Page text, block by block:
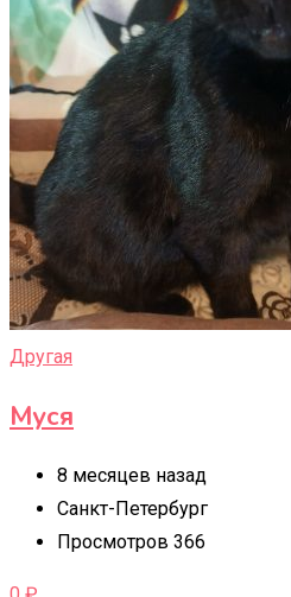
Другая
Муся
8 месяцев назад
Санкт-Петербург
Просмотров 366